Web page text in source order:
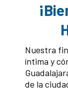
Nuestra
íntima y
de la